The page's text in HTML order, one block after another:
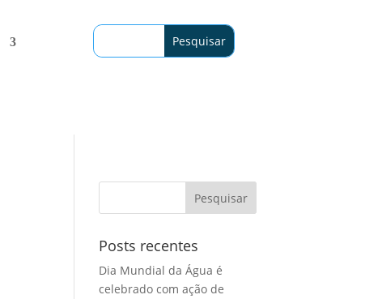
Posts recentes
Dia Mundial da Água é
celebrado com ação de